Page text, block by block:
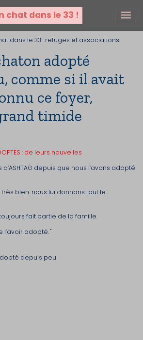
chat dans le 33 !
adopté
comme si il avait
ce foyer,
timide
: de leurs nouvelles
depuis que nous l’avons adopté
bien. nous lui donnons tout le
fait partie de la famille.
l’avoir adopté. "